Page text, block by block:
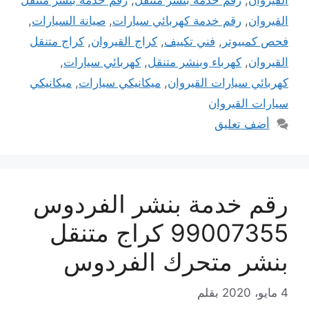
القيروان, رقم خدمة كهربائي سيارات, صيانة السيارات,
فحص كمبيوتر , فني تكييف, كراج القيروان, كراج متنقل
القيروان, كهرباء وبنشر متنقل, كهربائي سيارات,
كهربائي سيارات القيروان, ميكانيكي سيارات, ميكانيكي
سيارات القيروان
أضف تعليق
رقم خدمة بنشر الفردوس
99007355 كراج متنقل
بنشر متحرك الفردوس
4 مايو، 2020 بقلم